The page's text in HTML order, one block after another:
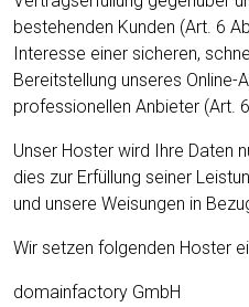
bestehenden Kunden (Art. 6
Interesse einer sicheren,
Bereitstellung unseres Online-
professionellen Anbieter (Art.
Unser Hoster wird Ihre Daten
dies zur Erfüllung seiner
und unsere Weisungen in
Wir setzen folgenden Hoster
domainfactory GmbH